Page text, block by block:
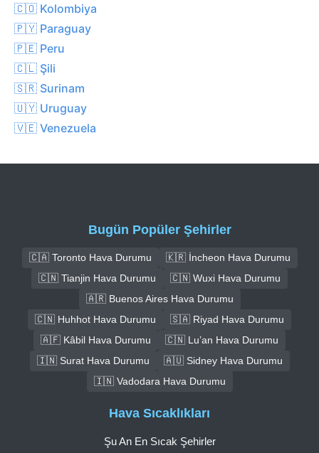
🇨🇴 Kolombiya
🇵🇾 Paraguay
🇵🇪 Peru
🇨🇱 Şili
🇸🇷 Surinam
🇺🇾 Uruguay
🇻🇪 Venezuela
Bugün Popüler Şehirler
🇨🇦 Toronto Hava Durumu
🇰🇷 İncheon Hava Durumu
🇨🇳 Tianjin Hava Durumu
🇨🇳 Wuxi Hava Durumu
🇦🇷 Buenos Aires Hava Durumu
🇨🇳 Huhhot Hava Durumu
🇸🇦 Riyad Hava Durumu
🇦🇫 Kâbil Hava Durumu
🇨🇳 Lu’an Hava Durumu
🇮🇳 Surat Hava Durumu
🇦🇺 Sidney Hava Durumu
🇮🇳 Vadodara Hava Durumu
Hava Sıcaklıkları
Şu An En Sıcak Şehirler